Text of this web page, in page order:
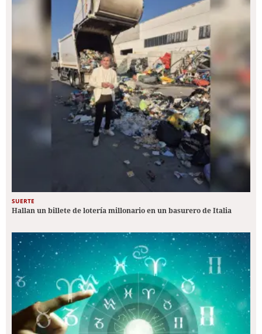
SUERTE
Hallan un billete de lotería millonario en un basurero de Italia